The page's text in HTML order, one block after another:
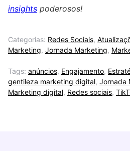
insights poderosos!
Categorias: Redes Sociais,
Marketing, Jornada Marketing,
Tags: anúncios, Engajamento,
gentileza marketing digital, Jornada
Marketing digital, Redes sociais,